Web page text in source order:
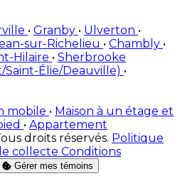
• Granby • Ulverton •
sur-Richelieu • Chambly •
Hilaire • Sherbrooke
Élie/Deauville) •
mobile • Maison à un étage et
• Appartement
droits réservés. Politique
collecte Conditions
Gérer mes témoins